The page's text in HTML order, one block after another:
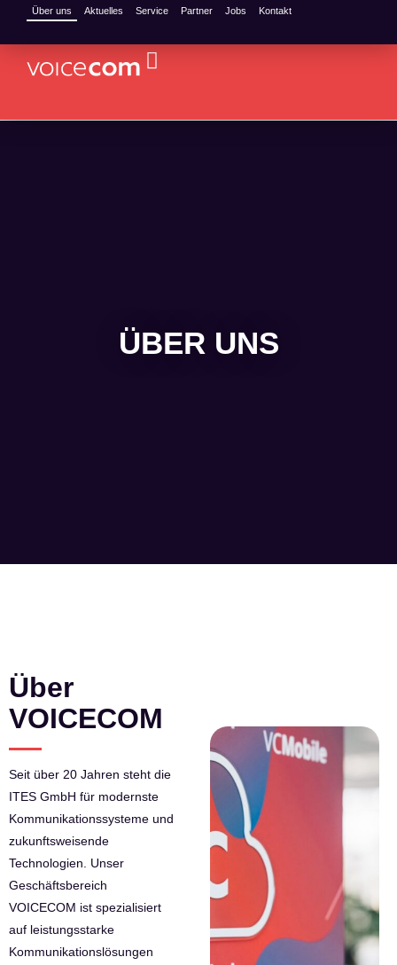
Über uns Aktuelles Service Partner Jobs Kontakt
ÜBER UNS
Über
VOICECOM
Seit über 20 Jahren steht die
ITES GmbH für modernste
Kommunikationssysteme und
zukunftsweisende
Technologien. Unser
Geschäftsbereich
VOICECOM ist spezialisiert
auf leistungsstarke
Kommunikationslösungen